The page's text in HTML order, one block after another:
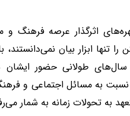
اثرگذار عرصه فرهنگ و
ابزار بیان نمی‌دانستند،
سال‌های طولانی حضور ایشان
نسبت به مسائل اجتماعی و
به تحولات زمانه به شمار